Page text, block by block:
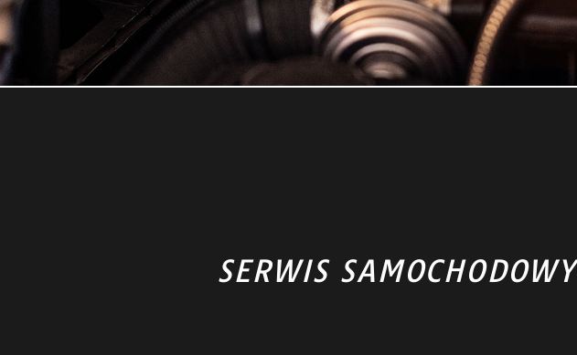
SERWIS SAMOCHODOWY